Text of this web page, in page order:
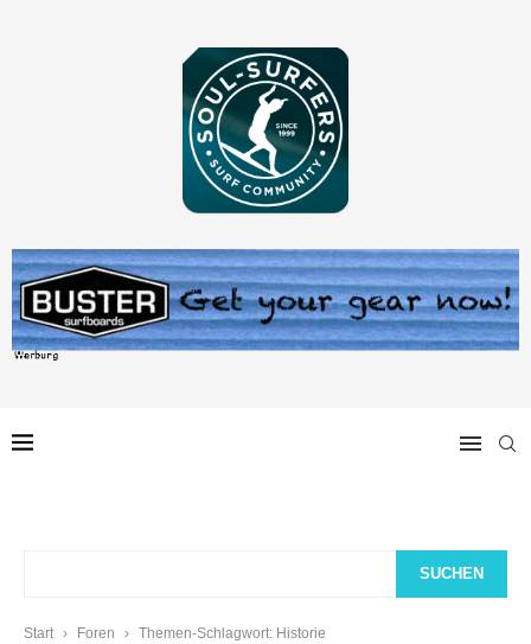
Start › Foren › Themen-Schlagwort: Historie